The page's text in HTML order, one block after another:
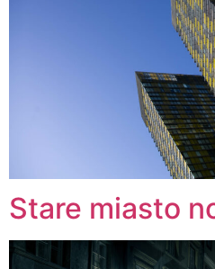
Stare miasto